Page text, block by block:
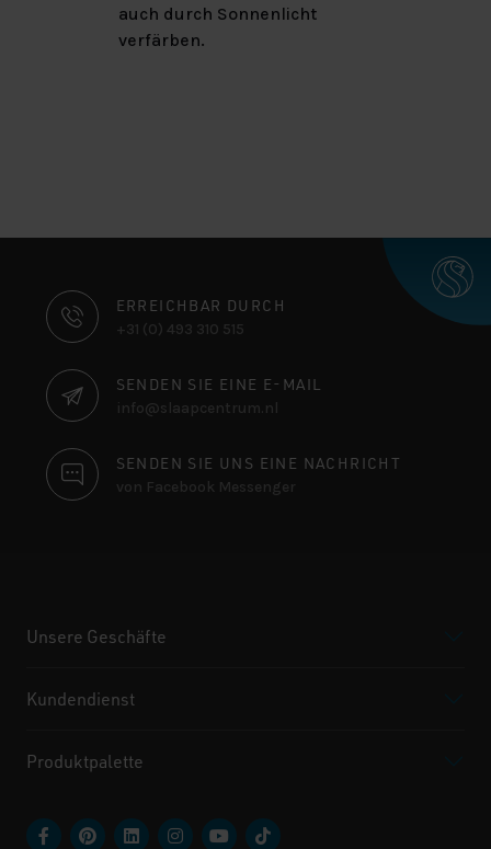
auch durch Sonnenlicht
verfärben.
KONTAKTINFORMATIONEN
ERREICHBAR DURCH
+31 (0) 493 310 515
SENDEN SIE EINE E-MAIL
info@slaapcentrum.nl
SENDEN SIE UNS EINE NACHRICHT
von Facebook Messenger
Unsere Geschäfte
Kundendienst
Produktpalette